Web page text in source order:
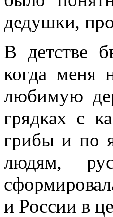
дедушки,
В детстве
когда меня
любимую
грядках с
грибы и по
людям,
и России в